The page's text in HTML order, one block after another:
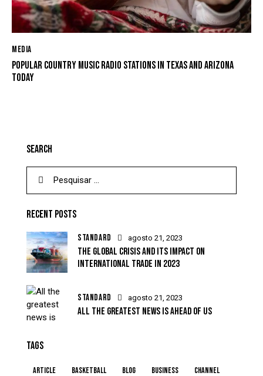
MEDIA
POPULAR COUNTRY MUSIC RADIO STATIONS IN TEXAS AND ARIZONA
TODAY
SEARCH
RECENT POSTS
STANDARD agosto 21, 2023
THE GLOBAL CRISIS AND ITS IMPACT ON
INTERNATIONAL TRADE IN 2023
STANDARD agosto 21, 2023
ALL THE GREATEST NEWS IS AHEAD OF US
TAGS
article basketball blog business
channel